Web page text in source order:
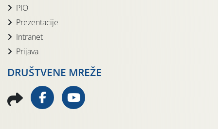
PIO
Prezentacije
Intranet
Prijava
DRUŠTVENE MREŽE